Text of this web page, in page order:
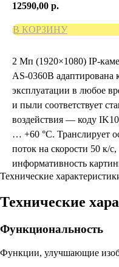
12590,00 р.
В КОРЗИНУ
2 Мп (1920×1080) IP-
AS-0360B адаптирована
эксплуатации в любое
и пыли соответствует
воздействия — коду
… +60 °C. Транслирует
поток на скорости 50 к/
информативность
Технические
Технические
Функциональность
Функции, улучшающие